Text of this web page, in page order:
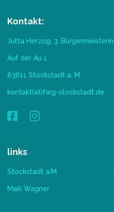
Kontakt:
Jutta Herzog, 3. Bürgermeisterin
Auf der Au 1
63811 Stockstadt a. M.
kontakt(at)fwg-stockstadt.de
links
Stockstadt a.M.
Maili Wagner